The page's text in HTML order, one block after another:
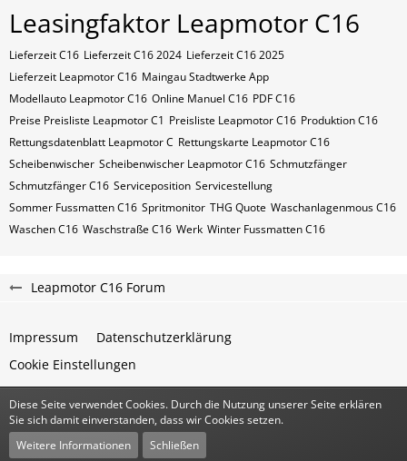
Leasingfaktor Leapmotor C16
Lieferzeit C16 Lieferzeit C16 2024 Lieferzeit C16 2025
Lieferzeit Leapmotor C16 Maingau Stadtwerke App
Modellauto Leapmotor C16 Online Manuel C16 PDF C16
Preise Preisliste Leapmotor C1 Preisliste Leapmotor C16 Produktion C16
Rettungsdatenblatt Leapmotor C Rettungskarte Leapmotor C16
Scheibenwischer Scheibenwischer Leapmotor​ C16 Schmutzfänger
Schmutzfänger C16 Serviceposition Servicestellung
Sommer Fussmatten C16 Spritmonitor THG Quote Waschanlagenmous C16
Waschen C16 Waschstraße C16 Werk Winter Fussmatten C16
Leapmotor C16 Forum
Impressum
Datenschutzerklärung
Cookie Einstellungen
Community-Software:WoltLab Suite™
Stil:Classicvon
Diese Seite verwendet Cookies. Durch die Nutzung unserer Seite erklären
Sie sich damit einverstanden, dass wir Cookies setzen.
Weitere Informationen
Schließen